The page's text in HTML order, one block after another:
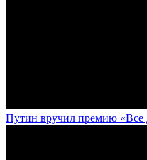
Путин вручил премию «Все